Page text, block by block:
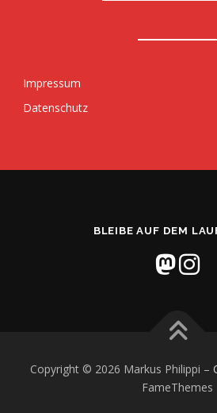
Impressum
Datenschutz
BLEIBE AUF DEM
Copyright © 2026 Markus Philippi –
FameThemes